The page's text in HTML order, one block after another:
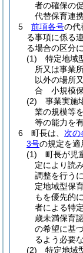
者の確保の
代替保育連
5
前項各号の代
る事項に係る
る場合の区分に
(1)
特定地域
所又は事業
以外の場所
合 小規模保
(2)
事業実施
業の規模等
等の能力を
6
町長は、 次の
3号の規定を適
(1)
町長が児
定により読
調整を行う
定地域型保
もを優先的
者による特
歳未満保育
の希望に基
るよう必要
(2)
特定地域